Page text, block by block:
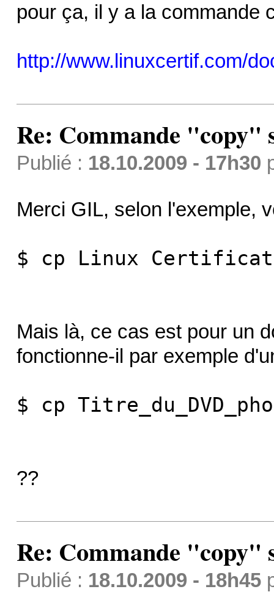
pour ça, il y a la commande
http://www.linuxcertif.com/
Re: Commande "copy"
Publié : 18.10.2009 - 17h30
Merci GIL, selon l'exemple,
$ cp Linux
Mais là, ce cas est pour un
fonctionne-il par exemple
$ cp
??
Re: Commande "copy"
Publié : 18.10.2009 - 18h45